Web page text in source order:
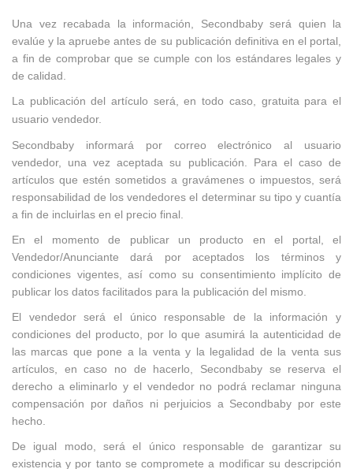
Una vez recabada la información, Secondbaby será quien la
evalúe y la apruebe antes de su publicación definitiva en el portal,
a fin de comprobar que se cumple con los estándares legales y
de calidad.
La publicación del artículo será, en todo caso, gratuita para el
usuario vendedor.
Secondbaby informará por correo electrónico al usuario
vendedor, una vez aceptada su publicación. Para el caso de
artículos que estén sometidos a gravámenes o impuestos, será
responsabilidad de los vendedores el determinar su tipo y cuantía
a fin de incluirlas en el precio final.
En el momento de publicar un producto en el portal, el
Vendedor/Anunciante dará por aceptados los términos y
condiciones vigentes, así como su consentimiento implícito de
publicar los datos facilitados para la publicación del mismo.
El vendedor será el único responsable de la información y
condiciones del producto, por lo que asumirá la autenticidad de
las marcas que pone a la venta y la legalidad de la venta sus
artículos, en caso no de hacerlo, Secondbaby se reserva el
derecho a eliminarlo y el vendedor no podrá reclamar ninguna
compensación por daños ni perjuicios a Secondbaby por este
hecho.
De igual modo, será el único responsable de garantizar su
existencia y por tanto se compromete a modificar su descripción